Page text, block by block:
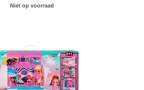
Niet op voorraad